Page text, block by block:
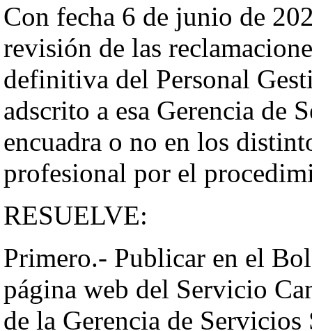
Con fecha 6 de junio de
revisión de las
definitiva del Personal
adscrito a esa Gerencia de
encuadra o no en los
profesional por el
RESUELVE:
Primero.- Publicar en el
página web del Servicio
de la Gerencia de